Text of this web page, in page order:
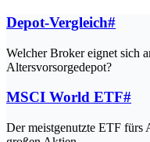
Depot-Vergleich#
Welcher Broker eignet sich
Altersvorsorgedepot?
MSCI World ETF#
Der meistgenutzte ETF